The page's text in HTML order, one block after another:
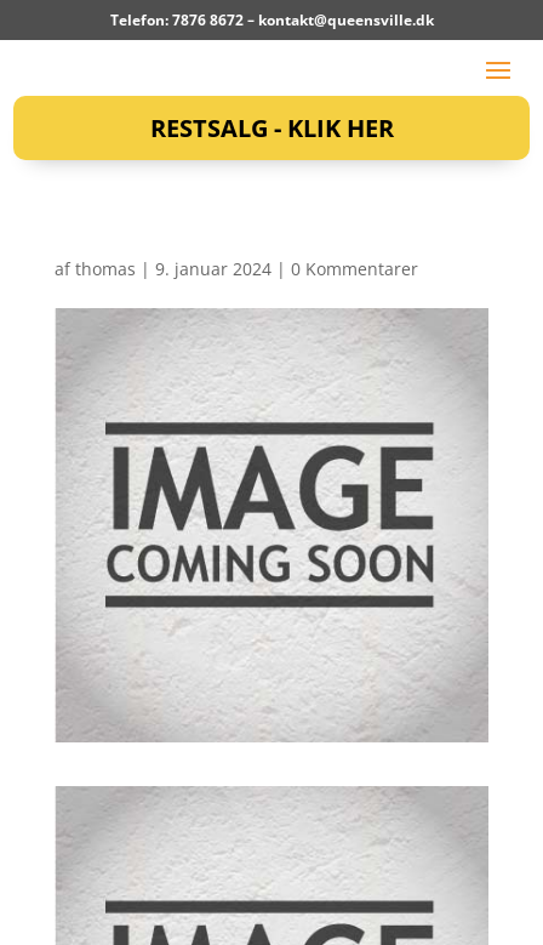
Telefon: 7876 8672 – kontakt@queensville.dk
RESTSALG - KLIK HER
afthomas | 9. januar 2024| 0 Kommentarer